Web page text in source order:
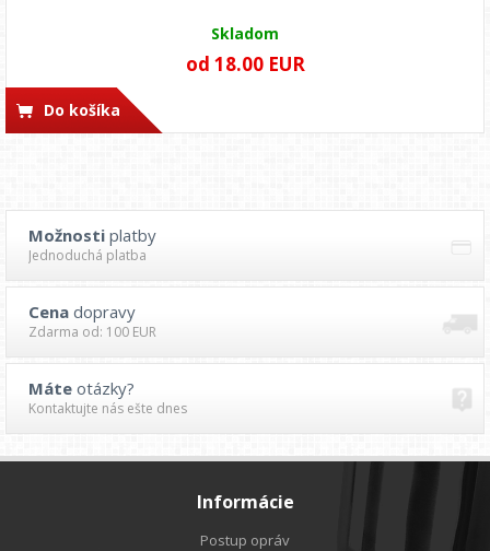
Skladom
od 18.00 EUR
Do košíka
Možnosti platby
Jednoduchá platba
Cena dopravy
Zdarma od: 100 EUR
Máte otázky?
Kontaktujte nás ešte dnes
Informácie
Postup opráv